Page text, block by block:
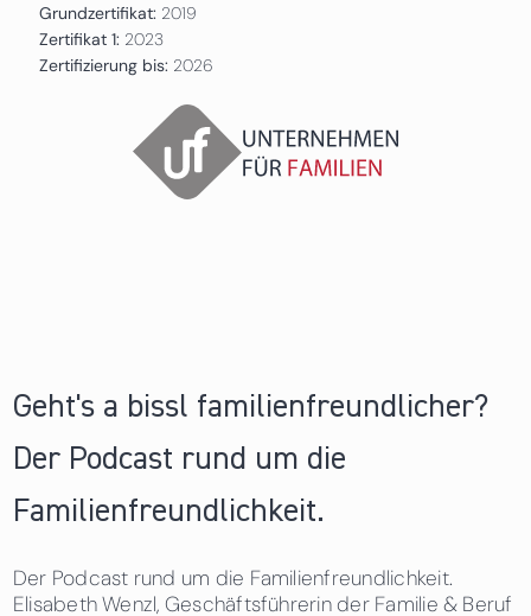
Grundzertifikat: 2019
Zertifikat 1: 2023
Zertifizierung bis: 2026
Geht's a bissl familienfreundlicher?
Der Podcast rund um die
Familienfreundlichkeit.
Der Podcast rund um die Familienfreundlichkeit.
Elisabeth Wenzl, Geschäftsführerin der Familie & Beruf